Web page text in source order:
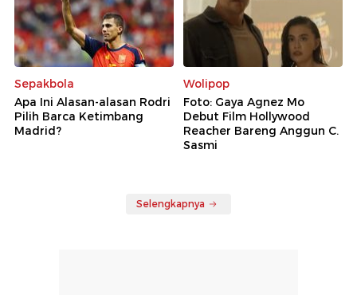
Sepakbola
Apa Ini Alasan-alasan Rodri
Pilih Barca Ketimbang
Madrid?
Wolipop
Foto: Gaya Agnez Mo
Debut Film Hollywood
Reacher Bareng Anggun C.
Sasmi
Selengkapnya